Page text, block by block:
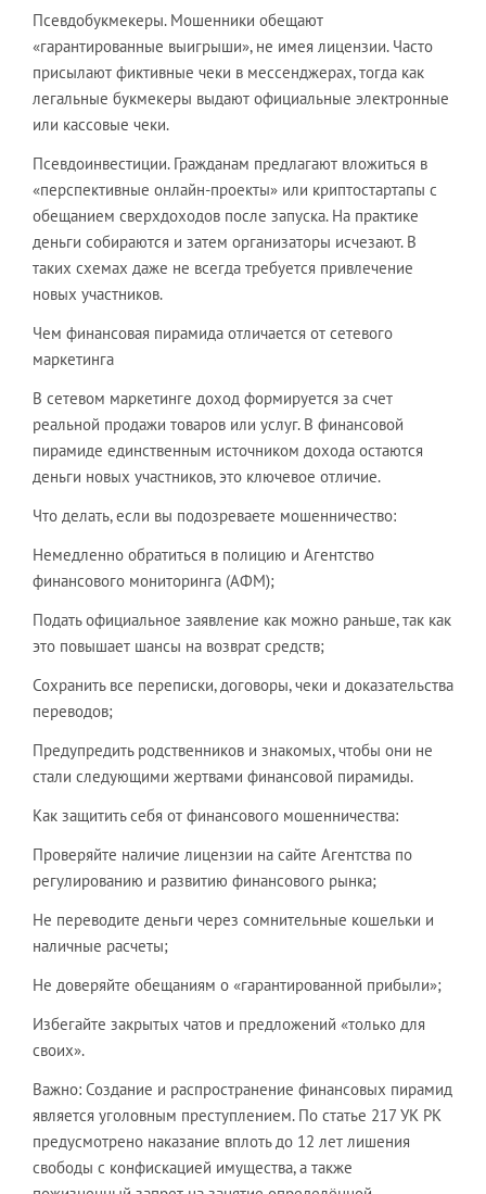
Псевдобукмекеры. Мошенники обещают
«гарантированные выигрыши», не имея лицензии. Часто
присылают фиктивные чеки в мессенджерах, тогда как
легальные букмекеры выдают официальные электронные
или кассовые чеки.
Псевдоинвестиции. Гражданам предлагают вложиться в
«перспективные онлайн-проекты» или криптостартапы с
обещанием сверхдоходов после запуска. На практике
деньги собираются и затем организаторы исчезают. В
таких схемах даже не всегда требуется привлечение
новых участников.
Чем финансовая пирамида отличается от сетевого
маркетинга
В сетевом маркетинге доход формируется за счет
реальной продажи товаров или услуг. В финансовой
пирамиде единственным источником дохода остаются
деньги новых участников, это ключевое отличие.
Что делать, если вы подозреваете мошенничество:
Немедленно обратиться в полицию и Агентство
финансового мониторинга (АФМ);
Подать официальное заявление как можно раньше, так как
это повышает шансы на возврат средств;
Сохранить все переписки, договоры, чеки и доказательства
переводов;
Предупредить родственников и знакомых, чтобы они не
стали следующими жертвами финансовой пирамиды.
Как защитить себя от финансового мошенничества:
Проверяйте наличие лицензии на сайте Агентства по
регулированию и развитию финансового рынка;
Не переводите деньги через сомнительные кошельки и
наличные расчеты;
Не доверяйте обещаниям о «гарантированной прибыли»;
Избегайте закрытых чатов и предложений «только для
своих».
Важно: Создание и распространение финансовых пирамид
является уголовным преступлением. По статье 217 УК РК
предусмотрено наказание вплоть до 12 лет лишения
свободы с конфискацией имущества, а также